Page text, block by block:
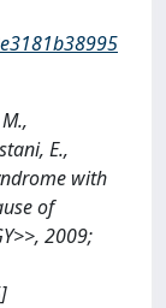
E.,
with
of
2009;